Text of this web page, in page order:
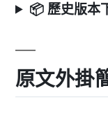
📦 歷史版本
原文外掛